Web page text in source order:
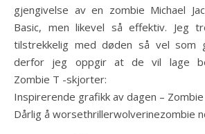
gjengivelse av en zombie Michael
Basic, men likevel så effektiv. Jeg
tilstrekkelig med døden så vel som
derfor jeg oppgir at de vil lage
Zombie T -skjorter:
Inspirerende grafikk av dagen –
Dårlig å worsethrillerwolverinezombie